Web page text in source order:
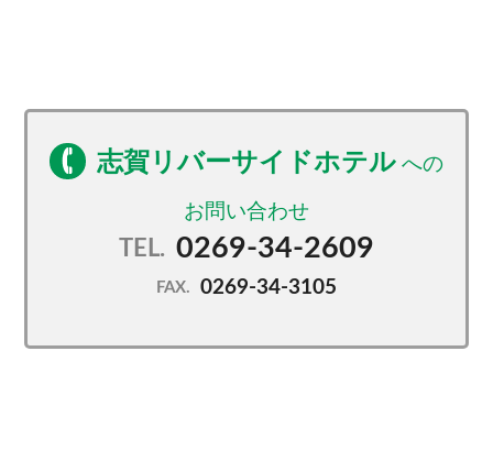
志賀リバーサイドホテル
TEL. 0269-34-2609
FAX. 0269-34-3105